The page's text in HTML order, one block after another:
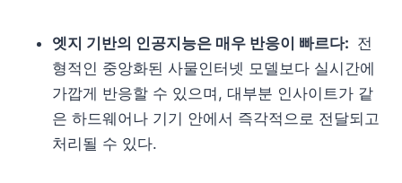
엣지 기반의 인공지능은 매우 반응이 빠르다: 전
형적인 중앙화된 사물인터넷 모델보다 실시간에
가깝게 반응할 수 있으며, 대부분 인사이트가 같
은 하드웨어나 기기 안에서 즉각적으로 전달되고
처리될 수 있다.